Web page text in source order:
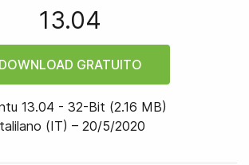
13.04
DOWNLOAD GRATUITO
13.04 - 32-bit (2.16 MB)
(IT) – 20/5/2020